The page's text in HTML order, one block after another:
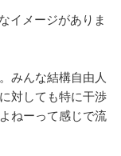
イメージがありま
みんな結構自由人
対しても特に干渉
ねーって感じで流